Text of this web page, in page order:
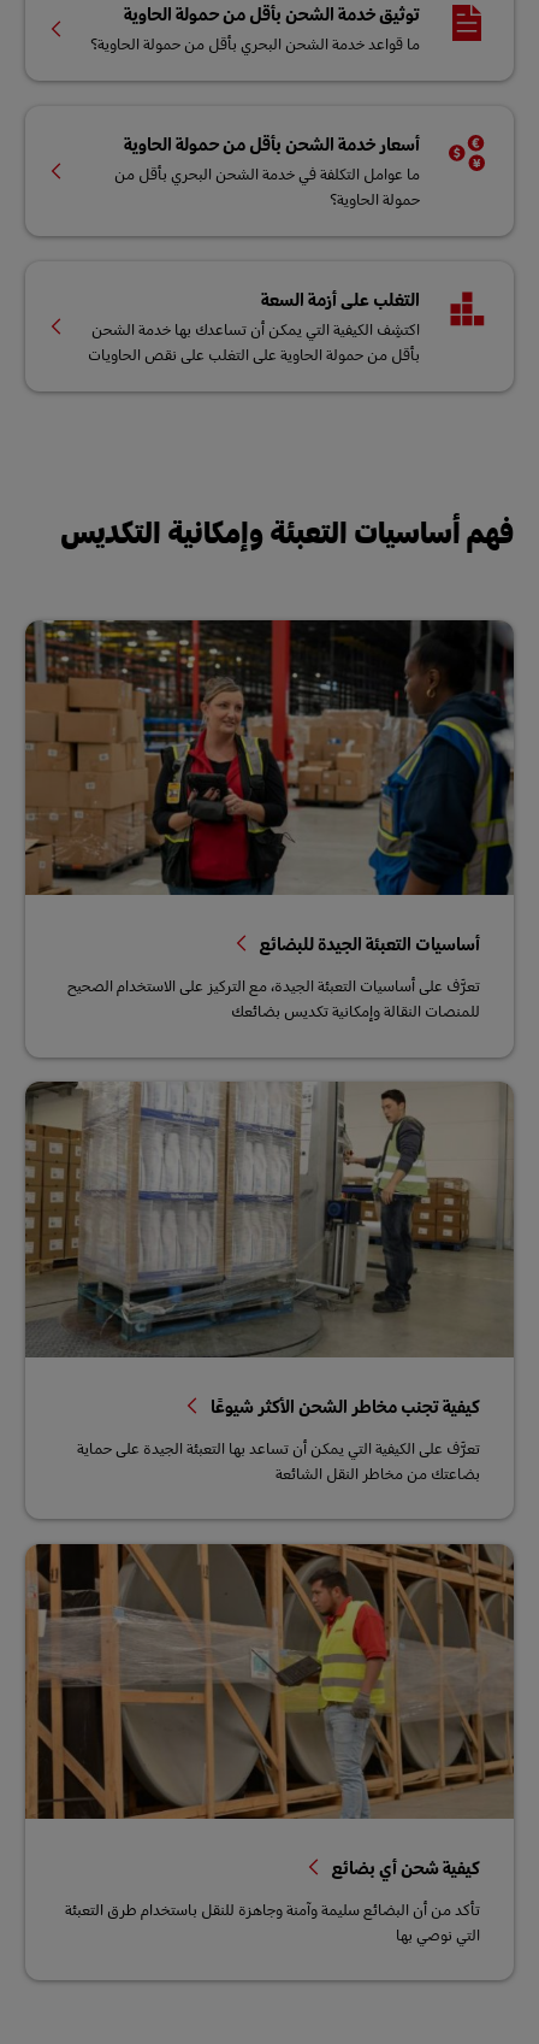
توثيق خدمة الشحن بأقل من حمولة الحاوية
ما قواعد خدمة الشحن البحري بأقل من حمولة الحاوية؟
أسعار خدمة الشحن بأقل من حمولة الحاوية
ما عوامل التكلفة في خدمة الشحن البحري بأقل من
حمولة الحاوية؟
التغلب على أزمة السعة
اكتشِف الكيفية التي يمكن أن تساعدك بها خدمة الشحن
بأقل من حمولة الحاوية على التغلب على نقص الحاويات
فهم أساسيات التعبئة وإمكانية التكديس
أساسيات التعبئة الجيدة للبضائع
تعرَّف على أساسيات التعبئة الجيدة، مع التركيز على الاستخدام الصحيح
للمنصات النقالة وإمكانية تكديس بضائعك
كيفية تجنب مخاطر الشحن الأكثر شيوعًا
تعرَّف على الكيفية التي يمكن أن تساعد بها التعبئة الجيدة على حماية
بضاعتك من مخاطر النقل الشائعة
كيفية شحن أي بضائع
تأكد من أن البضائع سليمة وآمنة وجاهزة للنقل باستخدام طرق التعبئة
التي نوصي بها